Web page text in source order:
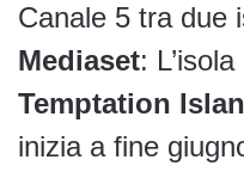
Canale 5 tra due
Mediaset:
Temptation
inizia a fine